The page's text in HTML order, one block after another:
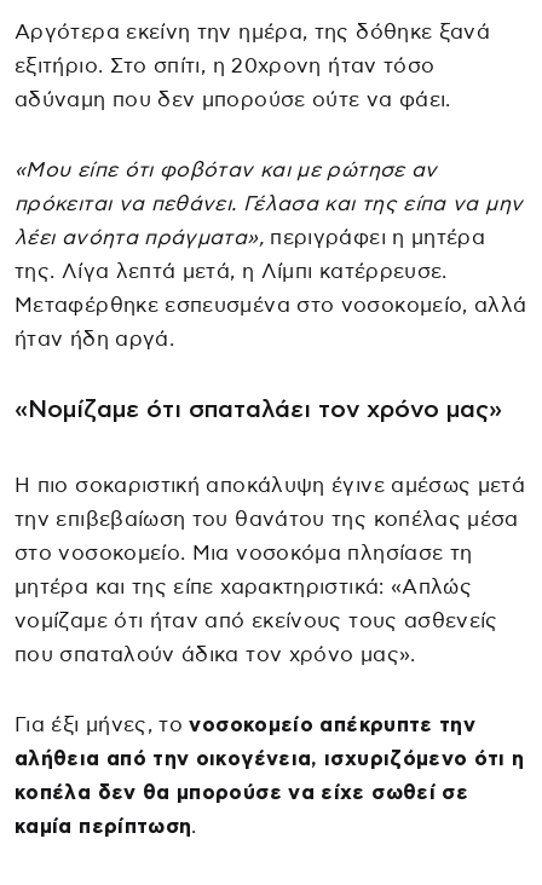
Αργότερα εκείνη την ημέρα, της δόθηκε ξανά
εξιτήριο. Στο σπίτι, η 20χρονη ήταν τόσο
αδύναμη που δεν μπορούσε ούτε να φάει.
«Μου είπε ότι φοβόταν και με ρώτησε αν
πρόκειται να πεθάνει. Γέλασα και της είπα να μην
λέει ανόητα πράγματα»,περιγράφει η μητέρα
της. Λίγα λεπτά μετά, η Λίμπι κατέρρευσε.
Μεταφέρθηκε εσπευσμένα στο νοσοκομείο, αλλά
ήταν ήδη αργά.
«Νομίζαμε ότι σπαταλάει τον χρόνο μας»
Η πιο σοκαριστική αποκάλυψη έγινε αμέσως μετά
την επιβεβαίωση του θανάτου της κοπέλας μέσα
στο νοσοκομείο. Μια νοσοκόμα πλησίασε τη
μητέρα και της είπε χαρακτηριστικά: «Απλώς
νομίζαμε ότι ήταν από εκείνους τους ασθενείς
που σπαταλούν άδικα τον χρόνο μας».
Για έξι μήνες, το νοσοκομείο απέκρυπτε την
αλήθεια από την οικογένεια, ισχυριζόμενο ότι η
κοπέλα δεν θα μπορούσε να είχε σωθεί σε
καμία περίπτωση.